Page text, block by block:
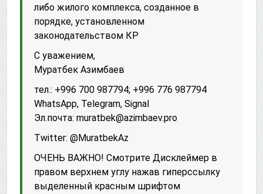
либо жилого комплекса, созданное в
порядке, установленном
законодательством КР
С уважением,
Муратбек Азимбаев
тел.: +996 700 987794; +996 776 987794
WhatsApp, Telegram, Signal
Эл.почта: muratbek@azimbaev.pro
Twitter: @MuratbekAz
ОЧЕНЬ ВАЖНО! Смотрите Дисклеймер в
правом верхнем углу нажав гиперссылку
выделенный красным шрифтом